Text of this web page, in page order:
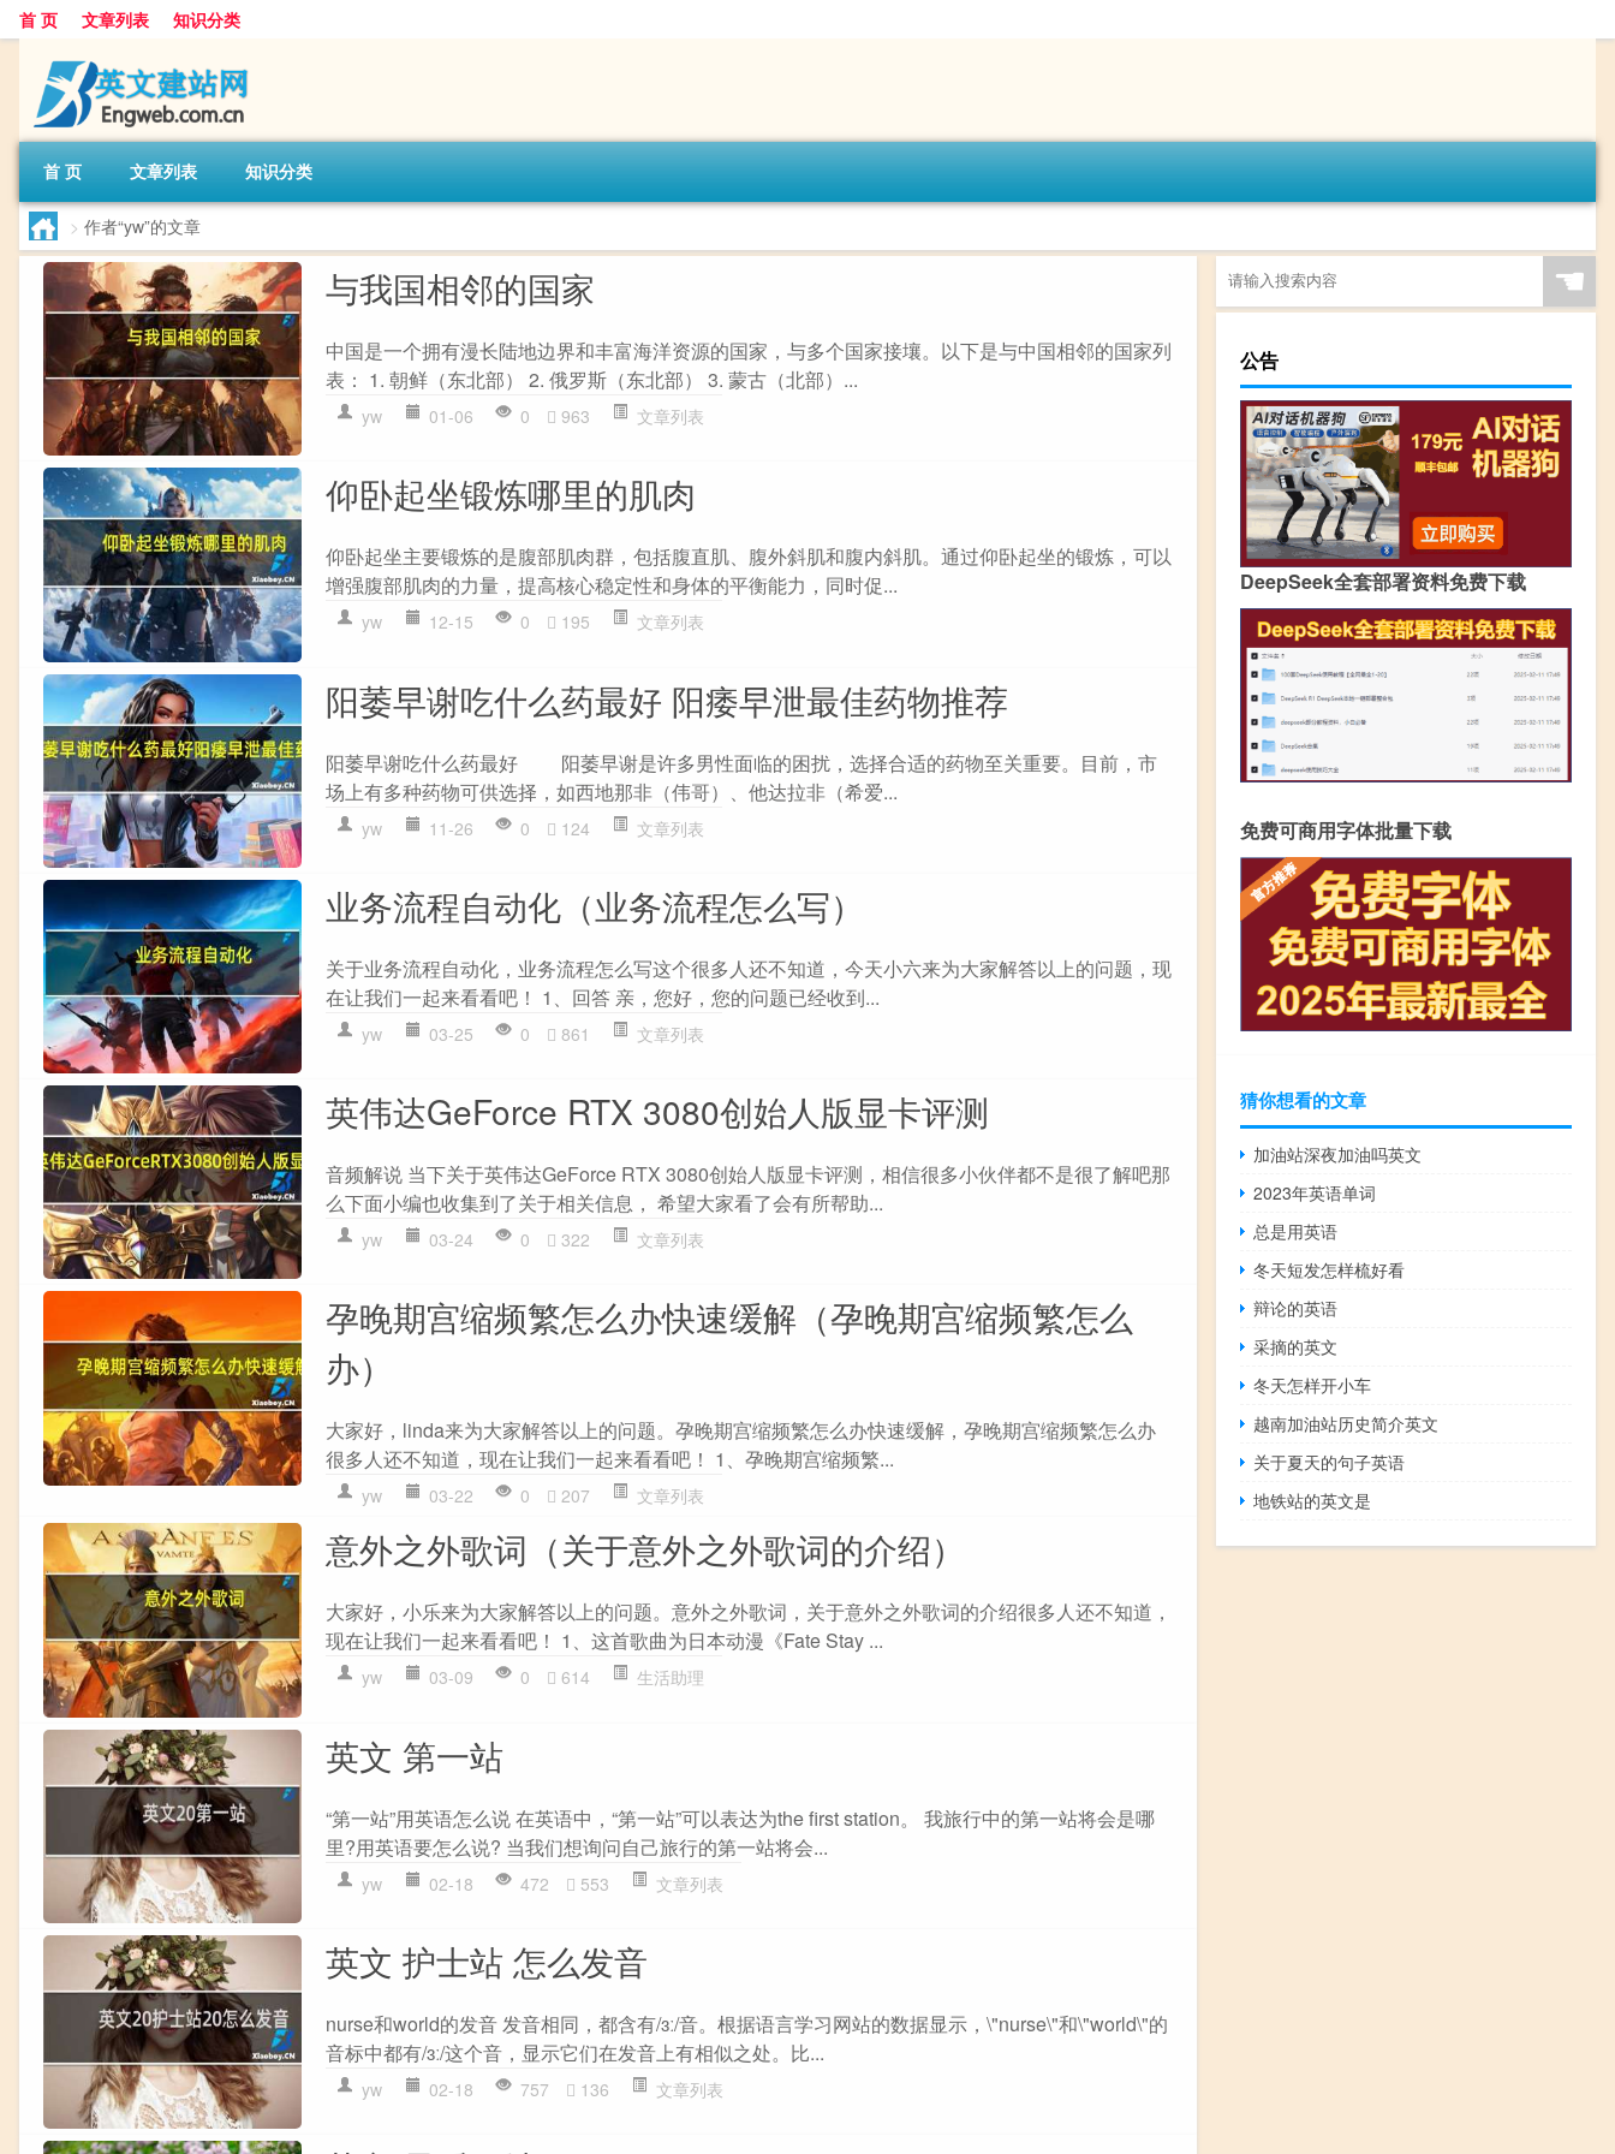
首 页 文章列表 知识分类
首 页 文章列表 知识分类
> 作者“yw”的文章
与我国相邻的国家
中国是一个拥有漫长陆地边界和丰富海洋资源的国家，与多个国家接壤。以下是与中国相邻的国家列
表： 1. 朝鲜（东北部） 2. 俄罗斯（东北部） 3. 蒙古（北部）...
yw 01-06 0 963 文章列表
仰卧起坐锻炼哪里的肌肉
仰卧起坐主要锻炼的是腹部肌肉群，包括腹直肌、腹外斜肌和腹内斜肌。通过仰卧起坐的锻炼，可以
增强腹部肌肉的力量，提高核心稳定性和身体的平衡能力，同时促...
yw 12-15 0 195 文章列表
阳萎早谢吃什么药最好 阳痿早泄最佳药物推荐
阳萎早谢吃什么药最好 阳萎早谢是许多男性面临的困扰，选择合适的药物至关重要。目前，市
场上有多种药物可供选择，如西地那非（伟哥）、他达拉非（希爱...
yw 11-26 0 124 文章列表
业务流程自动化（业务流程怎么写）
关于业务流程自动化，业务流程怎么写这个很多人还不知道，今天小六来为大家解答以上的问题，现
在让我们一起来看看吧！ 1、回答 亲，您好，您的问题已经收到...
yw 03-25 0 861 文章列表
英伟达GeForce RTX 3080创始人版显卡评测
音频解说 当下关于英伟达GeForce RTX 3080创始人版显卡评测，相信很多小伙伴都不是很了解吧那
么下面小编也收集到了关于相关信息， 希望大家看了会有所帮助...
yw 03-24 0 322 文章列表
孕晚期宫缩频繁怎么办快速缓解（孕晚期宫缩频繁怎么
办）
大家好，linda来为大家解答以上的问题。孕晚期宫缩频繁怎么办快速缓解，孕晚期宫缩频繁怎么办
很多人还不知道，现在让我们一起来看看吧！ 1、孕晚期宫缩频繁...
yw 03-22 0 207 文章列表
意外之外歌词（关于意外之外歌词的介绍）
大家好，小乐来为大家解答以上的问题。意外之外歌词，关于意外之外歌词的介绍很多人还不知道，
现在让我们一起来看看吧！ 1、这首歌曲为日本动漫《Fate Stay ...
yw 03-09 0 614 生活助理
英文 第一站
“第一站”用英语怎么说 在英语中，“第一站”可以表达为the first station。 我旅行中的第一站将会是哪
里?用英语要怎么说? 当我们想询问自己旅行的第一站将会...
yw 02-18 472 553 文章列表
英文 护士站 怎么发音
nurse和world的发音 发音相同，都含有/ɜː/音。根据语言学习网站的数据显示，\"nurse\"和\"world\"的
音标中都有/ɜː/这个音，显示它们在发音上有相似之处。比...
yw 02-18 757 136 文章列表
☚
公告
DeepSeek全套部署资料免费下载
免费可商用字体批量下载
猜你想看的文章
加油站深夜加油吗英文
2023年英语单词
总是用英语
冬天短发怎样梳好看
辩论的英语
采摘的英文
冬天怎样开小车
越南加油站历史简介英文
关于夏天的句子英语
地铁站的英文是